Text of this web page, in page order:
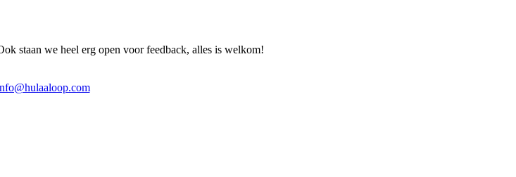
staan we heel erg open voor feedback, alles is welkom!